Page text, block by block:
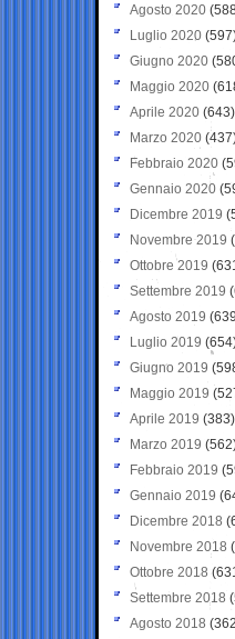
Agosto 2020
Luglio 2020
Giugno 2020
Maggio 2020
Aprile 2020 (643)
Marzo 2020
Febbraio 2020
Gennaio 2020
Dicembre 2019
Novembre 2019
Ottobre 2019
Settembre 2019
Agosto 2019
Luglio 2019
Giugno 2019
Maggio 2019
Aprile 2019 (383)
Marzo 2019
Febbraio 2019
Gennaio 2019
Dicembre 2018
Novembre 2018
Ottobre 2018
Settembre 2018
Agosto 2018